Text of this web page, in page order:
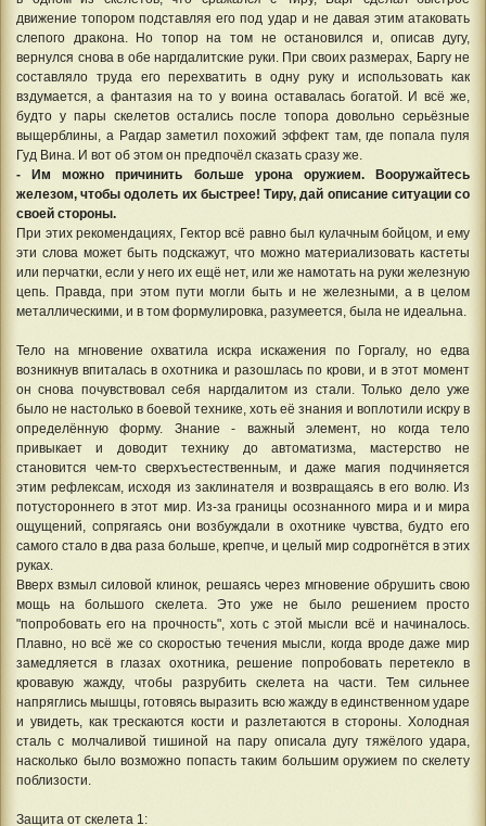
движение топором подставляя его под удар и не давая этим атаковать
слепого дракона. Но топор на том не остановился и, описав дугу,
вернулся снова в обе наргдалитские руки. При своих размерах, Баргу не
составляло труда его перехватить в одну руку и использовать как
вздумается, а фантазия на то у воина оставалась богатой. И всё же,
будто у пары скелетов остались после топора довольно серьёзные
выщерблины, а Рагдар заметил похожий эффект там, где попала пуля
Гуд Вина. И вот об этом он предпочёл сказать сразу же.
- Им можно причинить больше урона оружием. Вооружайтесь
железом, чтобы одолеть их быстрее! Тиру, дай описание ситуации со
своей стороны.
При этих рекомендациях, Гектор всё равно был кулачным бойцом, и ему
эти слова может быть подскажут, что можно материализовать кастеты
или перчатки, если у него их ещё нет, или же намотать на руки железную
цепь. Правда, при этом пути могли быть и не железными, а в целом
металлическими, и в том формулировка, разумеется, была не идеальна.
Тело на мгновение охватила искра искажения по Горгалу, но едва
возникнув впиталась в охотника и разошлась по крови, и в этот момент
он снова почувствовал себя наргдалитом из стали. Только дело уже
было не настолько в боевой технике, хоть её знания и воплотили искру в
определённую форму. Знание - важный элемент, но когда тело
привыкает и доводит технику до автоматизма, мастерство не
становится чем-то сверхъестественным, и даже магия подчиняется
этим рефлексам, исходя из заклинателя и возвращаясь в его волю. Из
потустороннего в этот мир. Из-за границы осознанного мира и и мира
ощущений, сопрягаясь они возбуждали в охотнике чувства, будто его
самого стало в два раза больше, крепче, и целый мир содрогнётся в этих
руках.
Вверх взмыл силовой клинок, решаясь через мгновение обрушить свою
мощь на большого скелета. Это уже не было решением просто
"попробовать его на прочность", хоть с этой мысли всё и начиналось.
Плавно, но всё же со скоростью течения мысли, когда вроде даже мир
замедляется в глазах охотника, решение попробовать перетекло в
кровавую жажду, чтобы разрубить скелета на части. Тем сильнее
напряглись мышцы, готовясь выразить всю жажду в единственном ударе
и увидеть, как трескаются кости и разлетаются в стороны. Холодная
сталь с молчаливой тишиной на пару описала дугу тяжёлого удара,
насколько было возможно попасть таким большим оружием по скелету
поблизости.
Защита от скелета 1: